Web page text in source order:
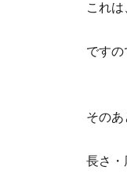
これは
ですの
そのあ
長さ・